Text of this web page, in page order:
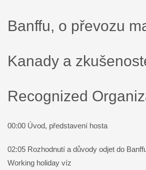
Banffu, o převozu
Kanady a
Recognized
00:00 Úvod, představení hosta
02:05 Rozhodnutí a důvody odjet do
Working holiday víz